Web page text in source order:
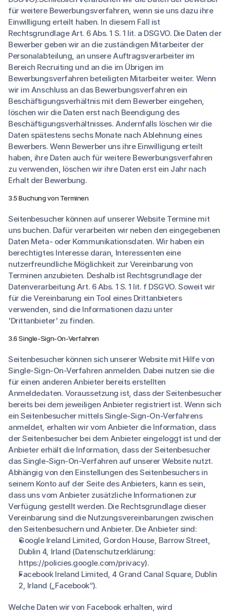
für weitere Bewerbungsverfahren, wenn sie uns dazu ihre
Einwilligung erteilt haben. In diesem Fall ist
Rechtsgrundlage Art. 6 Abs. 1 S. 1 lit. a DSGVO. Die Daten der
Bewerber geben wir an die zuständigen Mitarbeiter der
Personalabteilung, an unsere Auftragsverarbeiter im
Bereich Recruiting und an die im Übrigen im
Bewerbungsverfahren beteiligten Mitarbeiter weiter. Wenn
wir im Anschluss an das Bewerbungsverfahren ein
Beschäftigungsverhältnis mit dem Bewerber eingehen,
löschen wir die Daten erst nach Beendigung des
Beschäftigungsverhältnisses. Andernfalls löschen wir die
Daten spätestens sechs Monate nach Ablehnung eines
Bewerbers. Wenn Bewerber uns ihre Einwilligung erteilt
haben, ihre Daten auch für weitere Bewerbungsverfahren
zu verwenden, löschen wir ihre Daten erst ein Jahr nach
Erhalt der Bewerbung.
3.5 Buchung von Terminen
Seitenbesucher können auf unserer Website Termine mit
uns buchen. Dafür verarbeiten wir neben den eingegebenen
Daten Meta- oder Kommunikationsdaten. Wir haben ein
berechtigtes Interesse daran, Interessenten eine
nutzerfreundliche Möglichkeit zur Vereinbarung von
Terminen anzubieten. Deshalb ist Rechtsgrundlage der
Datenverarbeitung Art. 6 Abs. 1 S. 1 lit. f DSGVO. Soweit wir
für die Vereinbarung ein Tool eines Drittanbieters
verwenden, sind die Informationen dazu unter
'Drittanbieter' zu finden.
3.6 Single-Sign-On-Verfahren
Seitenbesucher können sich unserer Website mit Hilfe von
Single-Sign-On-Verfahren anmelden. Dabei nutzen sie die
für einen anderen Anbieter bereits erstellten
Anmeldedaten. Voraussetzung ist, dass der Seitenbesucher
bereits bei dem jeweiligen Anbieter registriert ist. Wenn sich
ein Seitenbesucher mittels Single-Sign-On-Verfahrens
anmeldet, erhalten wir vom Anbieter die Information, dass
der Seitenbesucher bei dem Anbieter eingeloggt ist und der
Anbieter erhält die Information, dass der Seitenbesucher
das Single-Sign-On-Verfahren auf unserer Website nutzt.
Abhängig von den Einstellungen des Seitenbesuchers in
seinem Konto auf der Seite des Anbieters, kann es sein,
dass uns vom Anbieter zusätzliche Informationen zur
Verfügung gestellt werden. Die Rechtsgrundlage dieser
Vereinbarung sind die Nutzungsvereinbarungen zwischen
den Seitenbesuchern und Anbieter. Die Anbieter sind:
Google Ireland Limited, Gordon House, Barrow Street,
Dublin 4, Irland (Datenschutzerklärung:
https://policies.google.com/privacy).
Facebook Ireland Limited, 4 Grand Canal Square, Dublin
2, Irland („Facebook“).
Welche Daten wir von Facebook erhalten, wird